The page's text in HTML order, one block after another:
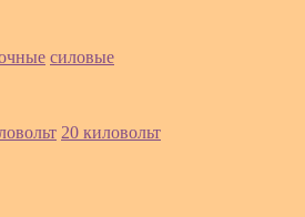
силовые
20 киловольт